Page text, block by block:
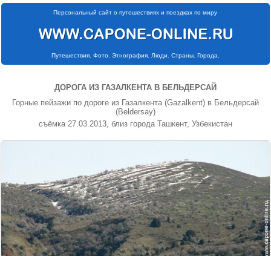
Персональный сайт о путешествиях и поездках по миру
Путешествия. Фото. Этнография. Люди. Страны. Города.
ДОРОГА ИЗ ГАЗАЛКЕНТА В БЕЛЬДЕРСАЙ
Горные пейзажи по дороге из Газалкента (Gazalkent) в Бельдерсай
(Beldersay)
съёмка 27.03.2013, близ города Ташкент, Узбекистан